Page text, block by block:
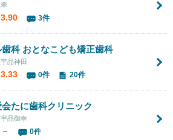
3.90 3件
科 おとなこども矯正歯科
品神田
3.33 0件 20件
たに歯科クリニック
品御幸
－ 0件